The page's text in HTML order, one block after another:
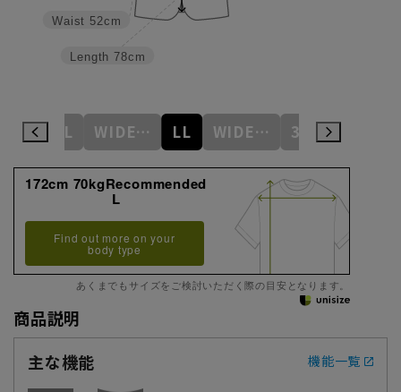
Length 78cm
Waist 52cm
M L WIDE-S(AB-S) LL WIDE-M(AB-M) 3L
172cm 70kgRecommended
L
Find out more on your
body type
あくまでもサイズをご検討いただく際の目安となります。
商品説明
主な機能
機能一覧